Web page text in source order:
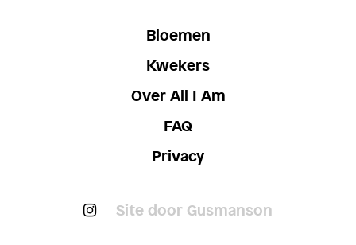
Bloemen
Kwekers
Over All I Am
FAQ
Privacy
Site door Gusmanson